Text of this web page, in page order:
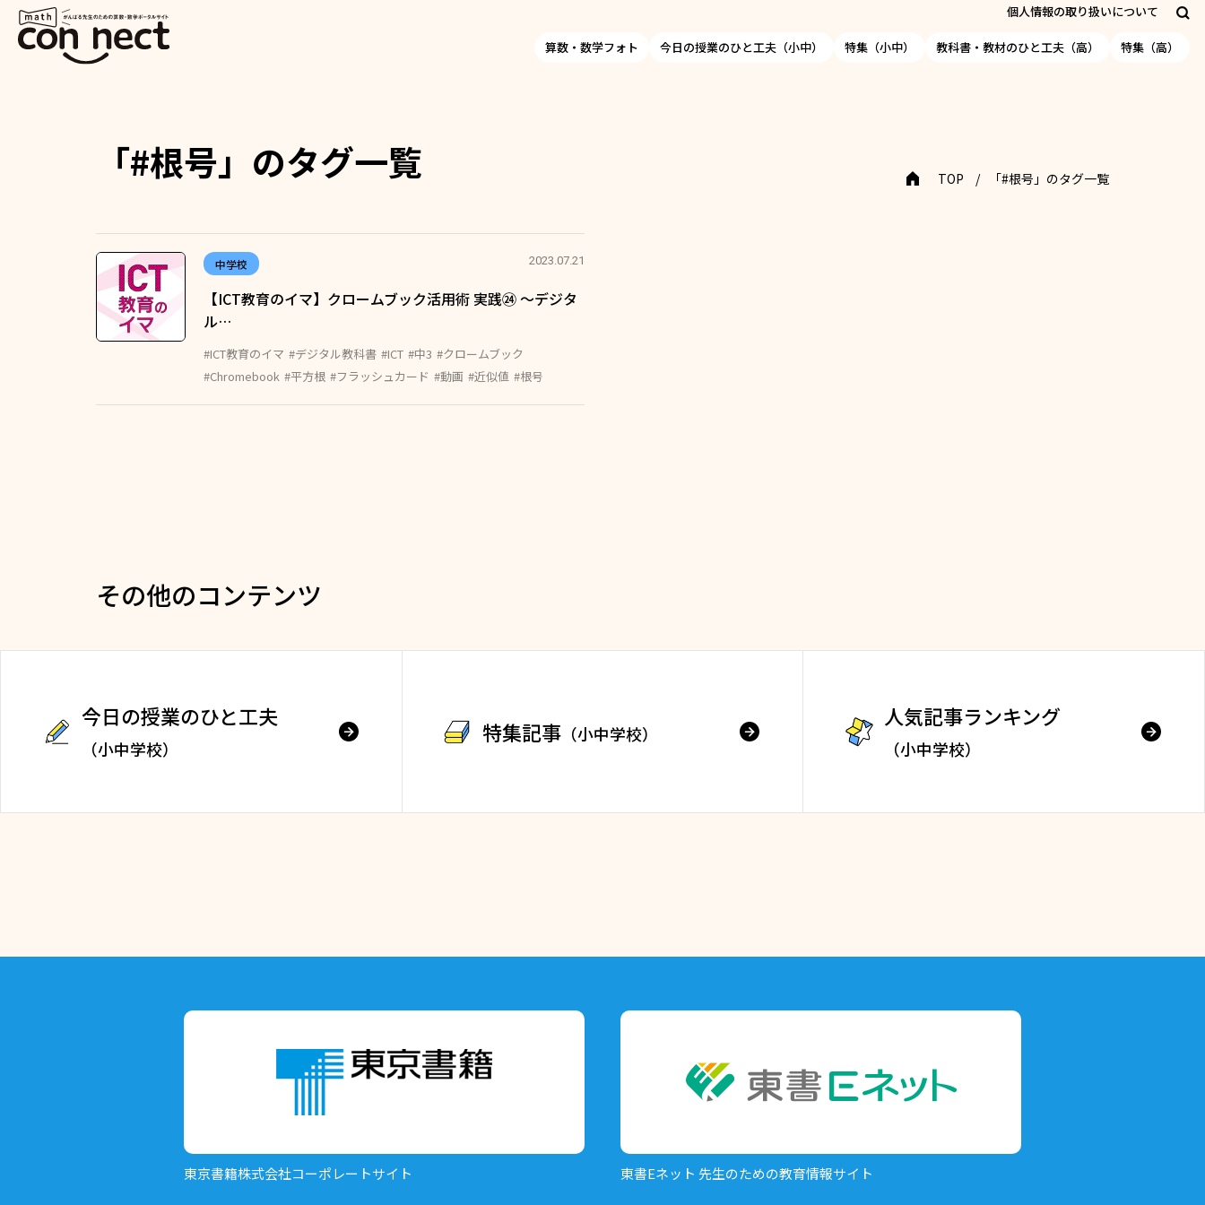
個人情報の取り扱いについて
算数・数学フォト 今日の授業のひと工夫（小中） 特集（小中） 教科書・教材のひと工夫（高） 特集（高）
「#根号」のタグ一覧 TOP 「#根号」のタグ一覧
中学校 2023.07.21
【ICT教育のイマ】クロームブック活用術 実践㉔ ～デジタ
ル…
#ICT教育のイマ #デジタル教科書 #ICT #中3 #クロームブック
#Chromebook #平方根 #フラッシュカード #動画 #近似値 #根号
その他のコンテンツ
今日の授業のひと工夫
（小中学校）
特集記事 （小中学校）
人気記事ランキング
（小中学校）
東京書籍株式会社コーポレートサイト 東書Eネット 先生のための教育情報サイト